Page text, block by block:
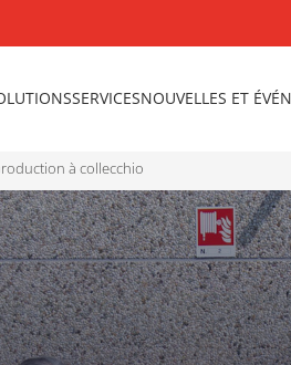
SERVICESNOUVELLES ET
à collecchio